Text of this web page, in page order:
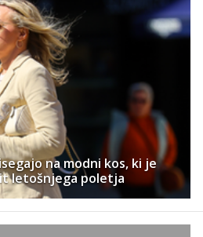
na modni kos, ki je
letošnjega poletja